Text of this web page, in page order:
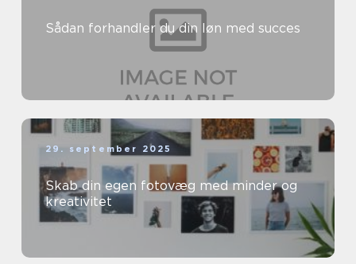
Sådan forhandler du din løn med succes
29. september 2025
Skab din egen fotovæg med minder og
kreativitet